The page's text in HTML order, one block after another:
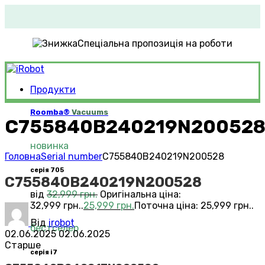
Спеціальна пропозиція на роботи
Продукти
Roomba® Vacuums
новинка
серія 705
від 32,999грн. Оригінальна ціна:
32,999 грн..25,999 грн.Поточна ціна: 25,999 грн..
бестселер
серія i7
C755840B240219N200528
ГоловнаSerial numberC755840B240219N200528
C755840B240219N200528
Від irobot
02.06.202502.06.2025
Старше